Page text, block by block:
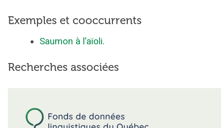
Exemples et cooccurrents
Saumon à l’aïoli.
Recherches associées